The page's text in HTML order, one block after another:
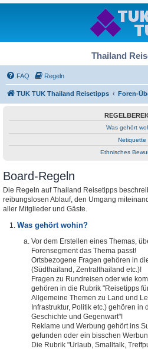
Thailand
FAQ Regeln
TUK TUK Thailand Reisetipps Foren-
Was gehört
Netiquette
Ethnisches
Board-Regeln
Die Regeln auf Thailand Reisetipps
reibungslosen Ablauf, den Umgang
aller Mitglieder und Gäste.
Was gehört wohin?
Vor dem Erstellen eines Themas,
Forensegment das Thema passt!
Ortsbezogene Fragen gehören in
(Südthailand, Zentralthailand etc.)!
Fragen zu Rundreisen oder wie
gehören in die Rubrik "Reisetipps
Allgemeine Themen zu Land und
Infrastruktur, Politik etc.) gehören in
Geschichte und Gegenwart"!
Reklame und Werbung gehört ins
gefunden oder ein bisschen
Die Rubrik "Urlaub, Smalltalk,